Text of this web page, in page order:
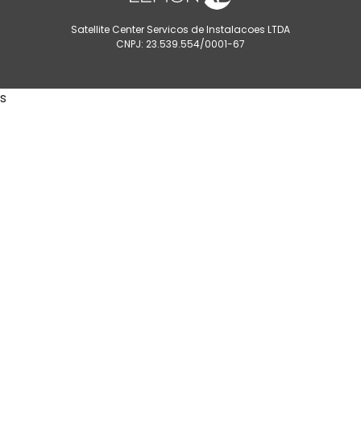
Satellite Center Servicos de Instalacoes LTDA
CNPJ: 23.539.554/0001-67
s